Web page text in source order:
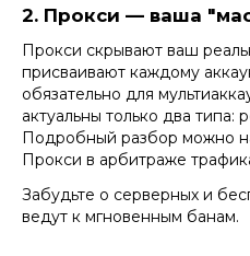
2. Прокси — ваша
Прокси скрывают ваш
присваивают каждому
обязательно для
актуальны только два
Подробный разбор можно
Прокси в арбитраже
Забудьте о серверных и
ведут к мгновенным банам.